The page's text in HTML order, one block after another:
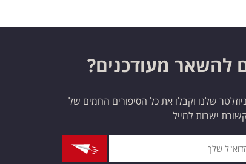
להשאר מעודכנים?
שלנו וקבלו את כל הסיפורים החמים של
ישרות למייל